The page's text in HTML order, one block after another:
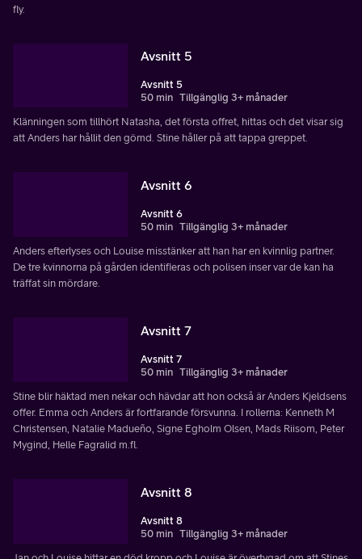
fly.
Avsnitt 5
Avsnitt 5
50 min Tillgänglig 3+ månader
Klänningen som tillhört Natasha, det första offret, hittas och det visar sig
att Anders har hållit den gömd. Stine håller på att tappa greppet.
Avsnitt 6
Avsnitt 6
50 min Tillgänglig 3+ månader
Anders efterlyses och Louise misstänker att han har en kvinnlig partner.
De tre kvinnorna på gården identifieras och polisen inser var de kan ha
träffat sin mördare.
Avsnitt 7
Avsnitt 7
50 min Tillgänglig 3+ månader
Stine blir häktad men nekar och hävdar att hon också är Anders Kjeldsens
offer. Emma och Anders är fortfarande försvunna. I rollerna: Kenneth M
Christensen, Natalie Madueño, Signe Egholm Olsen, Mads Riisom, Peter
Mygind, Helle Fagralid m.fl.
Avsnitt 8
Avsnitt 8
50 min Tillgänglig 3+ månader